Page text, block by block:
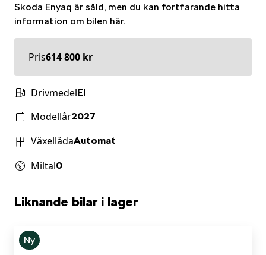
Skoda Enyaq är såld, men du kan fortfarande hitta
information om bilen här.
Pris614 800 kr
DrivmedelEl
Modellår2027
VäxellådaAutomat
Miltal0
Liknande bilar i lager
Ny